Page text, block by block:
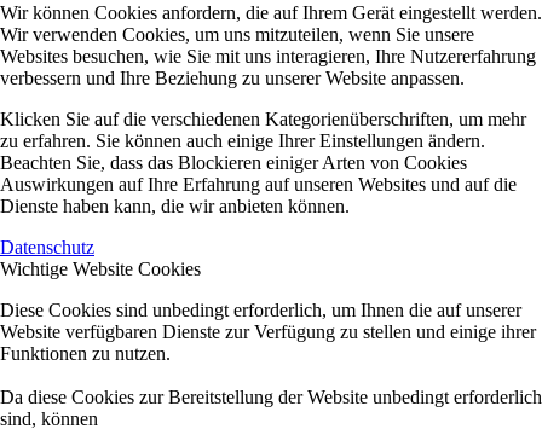
Wir können Cookies anfordern, die auf Ihrem Gerät eingestellt werden.
Wir verwenden Cookies, um uns mitzuteilen, wenn Sie unsere
Websites besuchen, wie Sie mit uns interagieren, Ihre Nutzererfahrung
verbessern und Ihre Beziehung zu unserer Website anpassen.
Klicken Sie auf die verschiedenen Kategorienüberschriften, um mehr
zu erfahren. Sie können auch einige Ihrer Einstellungen ändern.
Beachten Sie, dass das Blockieren einiger Arten von Cookies
Auswirkungen auf Ihre Erfahrung auf unseren Websites und auf die
Dienste haben kann, die wir anbieten können.
Datenschutz
Wichtige Website Cookies
Diese Cookies sind unbedingt erforderlich, um Ihnen die auf unserer
Website verfügbaren Dienste zur Verfügung zu stellen und einige ihrer
Funktionen zu nutzen.
Da diese Cookies zur Bereitstellung der Website unbedingt erforderlich
sind, können